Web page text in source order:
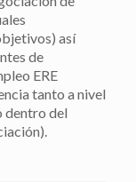
así
de
ERE
tanto a nivel
dentro del